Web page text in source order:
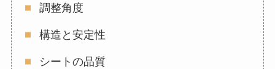
調整角度
構造と安定性
シートの品質